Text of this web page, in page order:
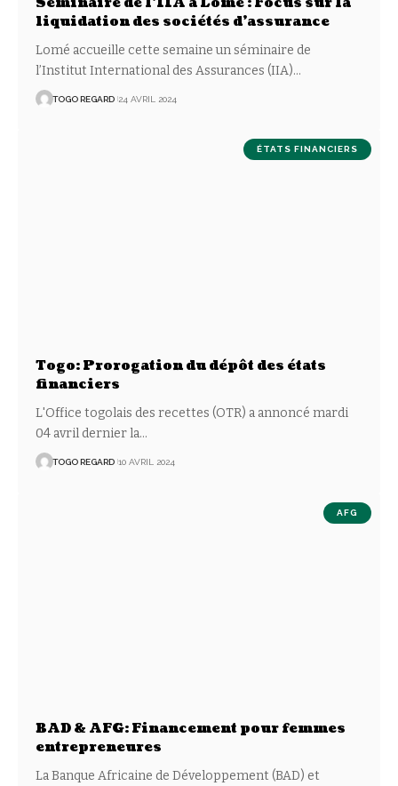
liquidation des sociétés d’assurance
Lomé accueille cette semaine un séminaire de
l’Institut International des Assurances (IIA)…
TOGO REGARD 24 AVRIL 2024
ÉTATS FINANCIERS
Togo: Prorogation du dépôt des états
financiers
L'Office togolais des recettes (OTR) a annoncé mardi
04 avril dernier la…
TOGO REGARD 10 AVRIL 2024
AFG
BAD & AFG: Financement pour femmes
entrepreneures
La Banque Africaine de Développement (BAD) et